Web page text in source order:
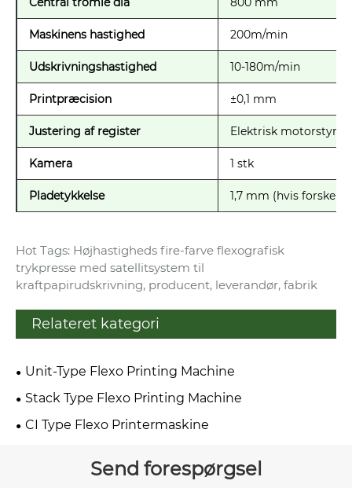
Maskinens hastighed 200m/min
Udskrivningshastighed 10-180m/min
Printpræcision ±0,1 mm
Justering af register Elektrisk
Kamera 1 stk
Pladetykkelse 1,7 mm (hvis
Hot Tags: Højhastigheds fire-farve flexografisk
trykpresse med satellitsystem til
kraftpapirudskrivning, producent, leverandør, fabrik
Relateret kategori
Unit-Type Flexo Printing Machine
Stack Type Flexo Printing Machine
CI Type Flexo Printermaskine
Send forespørgsel